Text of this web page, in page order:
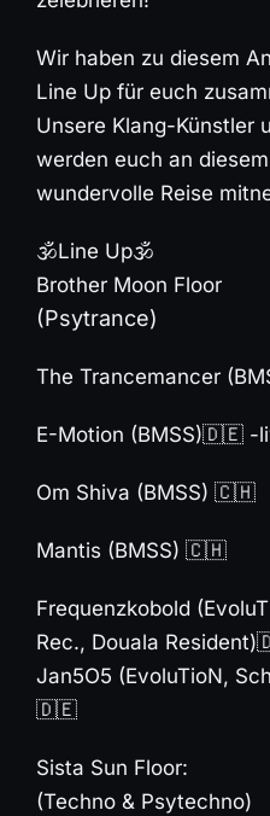
Wir haben zu diesem
Line Up für euch
Unsere Klang-Künstler
werden euch an
wundervolle Reise
🕉Line Up🕉
Brother Moon Floor
(Psytrance)
The Trancemancer
E-Motion (BMSS)🇩🇪 -
Om Shiva (BMSS) 🇨🇭
Mantis (BMSS) 🇨🇭
Frequenzkobold
Rec., Douala
Jan5O5 (EvoluTioN,
🇩🇪
Sista Sun Floor:
(Techno & Psytechno)